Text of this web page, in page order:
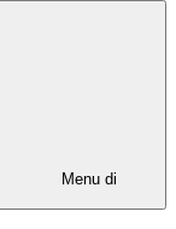
Menu di